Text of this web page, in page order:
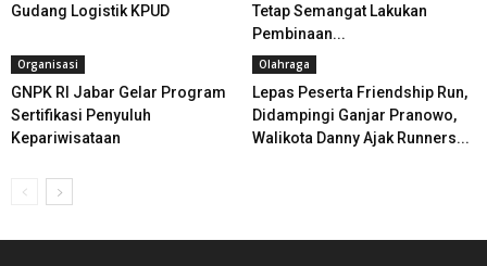
Gudang Logistik KPUD
Tetap Semangat Lakukan
Pembinaan...
Organisasi
GNPK RI Jabar Gelar Program
Sertifikasi Penyuluh
Kepariwisataan
Olahraga
Lepas Peserta Friendship Run,
Didampingi Ganjar Pranowo,
Walikota Danny Ajak Runners...